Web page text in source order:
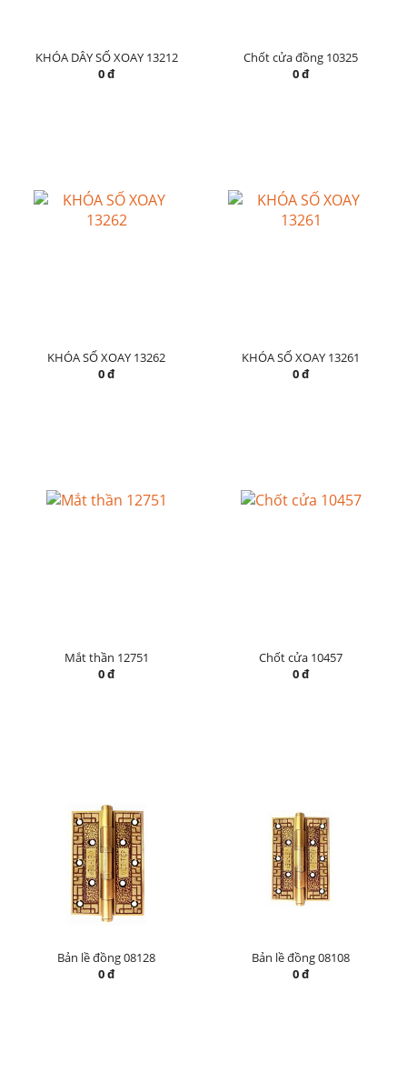
KHÓA DÂY SỐ XOAY 13212
0 đ
Chốt cửa đồng 10325
0 đ
KHÓA SỐ XOAY 13262
0 đ
KHÓA SỐ XOAY 13261
0 đ
Mắt thần 12751
0 đ
Chốt cửa 10457
0 đ
Bản lề đồng 08128
0 đ
Bản lề đồng 08108
0 đ